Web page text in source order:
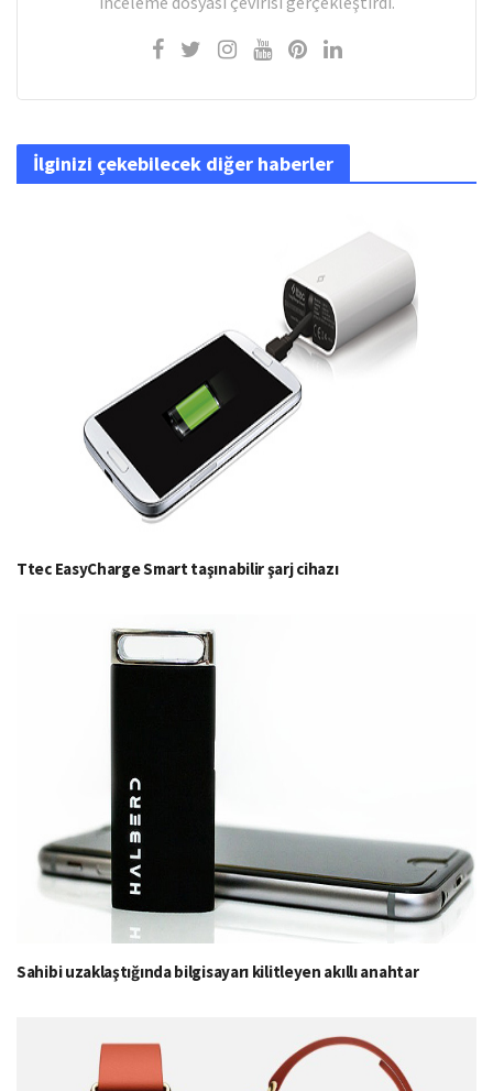
İlginizi çekebilecek diğer haberler
Ttec EasyCharge Smart taşınabilir şarj cihazı
Sahibi uzaklaştığında bilgisayarı kilitleyen akıllı anahtar